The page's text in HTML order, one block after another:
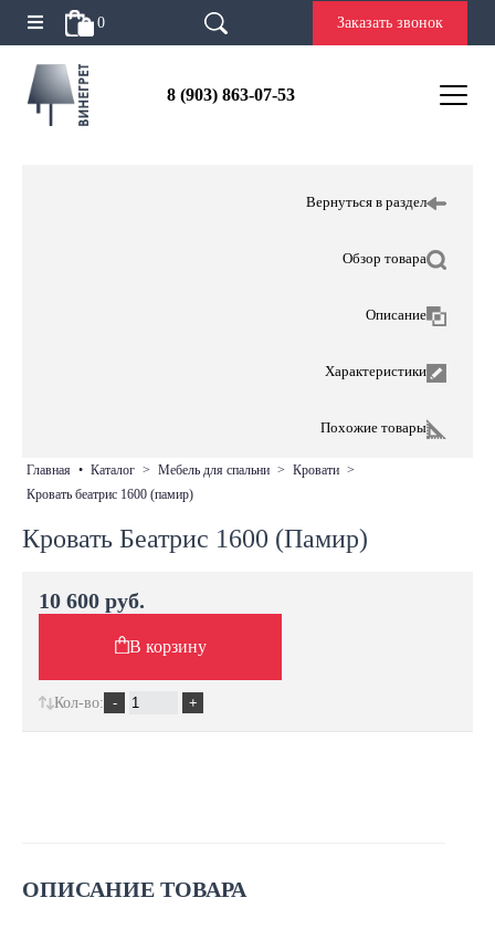
0 Заказать звонок
8 (903) 863-07-53
Вернуться в раздел
Обзор товара
Описание
Характеристики
Похожие товары
главная • каталог > мебель для спальни > кровати >
кровать беатрис 1600 (памир)
Кровать Беатрис 1600 (Памир)
ОПИСАНИЕ ТОВАРА
10 600 руб.
В корзину
Кол-во: